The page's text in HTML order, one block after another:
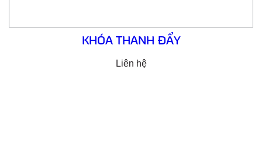
KHÓA THANH ĐẨY
Liên hệ